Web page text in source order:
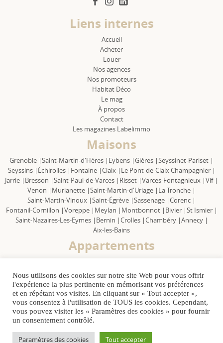
Liens internes
Accueil
Acheter
Louer
Nos agences
Nos promoteurs
Habitat Déco
Le mag
À propos
Contact
Les magazines Labelimmo
Maisons
Grenoble |Saint-Martin-d'Hères | Eybens |Gières |Seyssinet-Pariset |
Seyssins | Échirolles | Fontaine |Claix | Le Pont-de-Claix Champagnier |
Jarrie | Bresson |Saint-Paul-de-Varces | Risset |Varces-Fontagnieux |Vif |
Venon | Murianette |Saint-Martin-d'Uriage | La Tronche |
Saint-Martin-Vinoux |Saint-Égrève |Sassenage |Corenc |
Fontanil-Cornillon |Voreppe | Meylan | Montbonnot | Bivier |St Ismier |
Saint-Nazaires-Les-Eymes | Bernin |Crolles |Chambéry |Annecy |
Aix-les-Bains
Appartements
Seyssins |Échirolles | Fontaine | Claix |
Le Pont-de-Claix Champagnier |
Jarrie |Bresson |Saint Paul-de-Varces |Risset |Varces-Fontagnieux |
Venon |Murianette | Saint-Martin-d'Uriage |La Tronche |
Saint-Martin-le-Vinoux |Saint-Égrève |Sassenage |Corenc |
Fontanil-Cornillon |Voreppe |Meylan |Montbonnot |Bivier |
Saint-Ismier |Saint-Nazaires-Les-Eymes |
Annecy |Aix-les-Bains
Nous utilisons des cookies sur notre site Web pour vous offrir
l'expérience la plus pertinente en mémorisant vos préférences
et en répétant vos visites. En cliquant sur « Tout accepter »,
vous consentez à l'utilisation de TOUS les cookies. Cependant,
vous pouvez visiter les « Paramètres des cookies » pour fournir
un consentement contrôlé.
Paramètres des cookies Tout accepter